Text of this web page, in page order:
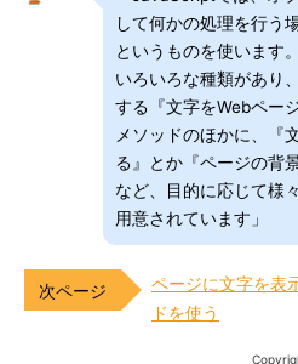
して何かの処理を行う
というものを使います
いろいろな種類があり
する『文字をWebペー
メソッドのほかに、『
る』とか『ページの背
など、目的に応じて様
用意されています」
ページに文字を表
ドを使う